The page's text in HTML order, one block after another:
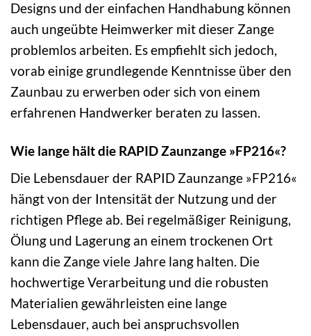
Designs und der einfachen Handhabung können
auch ungeübte Heimwerker mit dieser Zange
problemlos arbeiten. Es empfiehlt sich jedoch,
vorab einige grundlegende Kenntnisse über den
Zaunbau zu erwerben oder sich von einem
erfahrenen Handwerker beraten zu lassen.
Wie lange hält die RAPID Zaunzange »FP216«?
Die Lebensdauer der RAPID Zaunzange »FP216«
hängt von der Intensität der Nutzung und der
richtigen Pflege ab. Bei regelmäßiger Reinigung,
Ölung und Lagerung an einem trockenen Ort
kann die Zange viele Jahre lang halten. Die
hochwertige Verarbeitung und die robusten
Materialien gewährleisten eine lange
Lebensdauer, auch bei anspruchsvollen